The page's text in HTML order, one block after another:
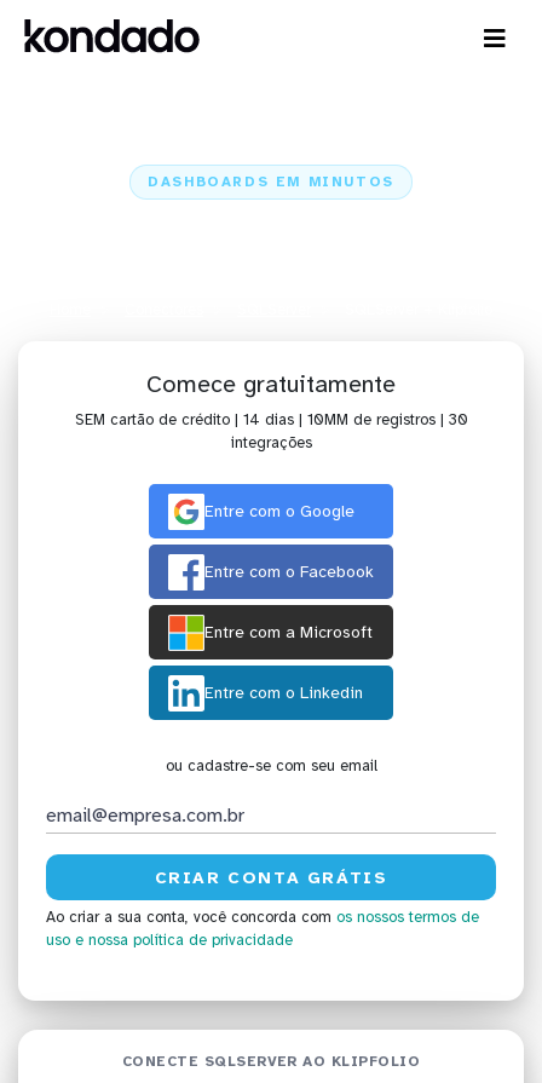
DASHBOARDS EM MINUTOS
Comece gratuitamente
SEM cartão de crédito | 14 dias | 10MM de registros | 30
integrações
Entre com o Google
Entre com o Facebook
Entre com a Microsoft
Entre com o Linkedin
ou cadastre-se com seu email
Ao criar a sua conta, você concorda com os nossos termos de
uso e nossa política de privacidade
CONECTE SQLSERVER AO KLIPFOLIO